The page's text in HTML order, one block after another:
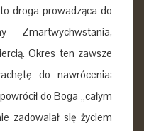
droga prowadząca do
Zmartwychwstania,
Okres ten zawsze
do nawrócenia:
do Boga „całym
zadowalał się życiem